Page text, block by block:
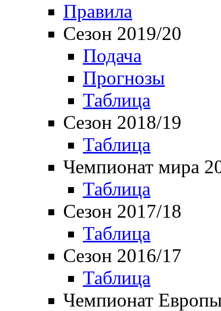
Правила
Сезон 2019/20
Подача
Прогнозы
Таблица
Сезон 2018/19
Таблица
Чемпионат мира
Таблица
Сезон 2017/18
Таблица
Сезон 2016/17
Таблица
Чемпионат